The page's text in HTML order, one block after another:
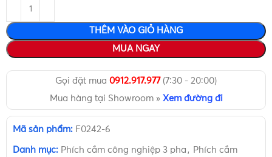
THÊM VÀO GIỎ HÀNG
MUA NGAY
Gọi đặt mua 0912.917.977(7:30 - 20:00)
Mua hàng tại Showroom » Xem đường đi
Mã sản phẩm: F0242-6
Danh mục: Phích cắm công nghiệp 3 pha , Phích cắm